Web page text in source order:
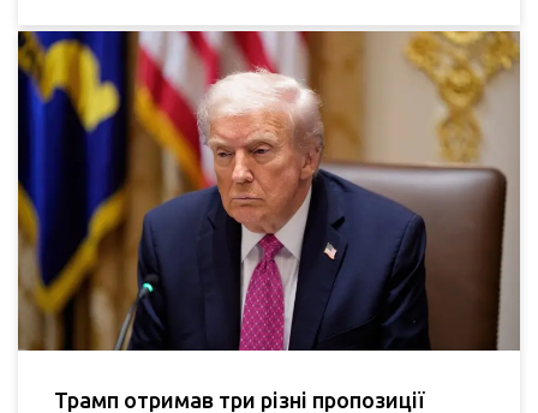
Трамп отримав три різні пропозиції